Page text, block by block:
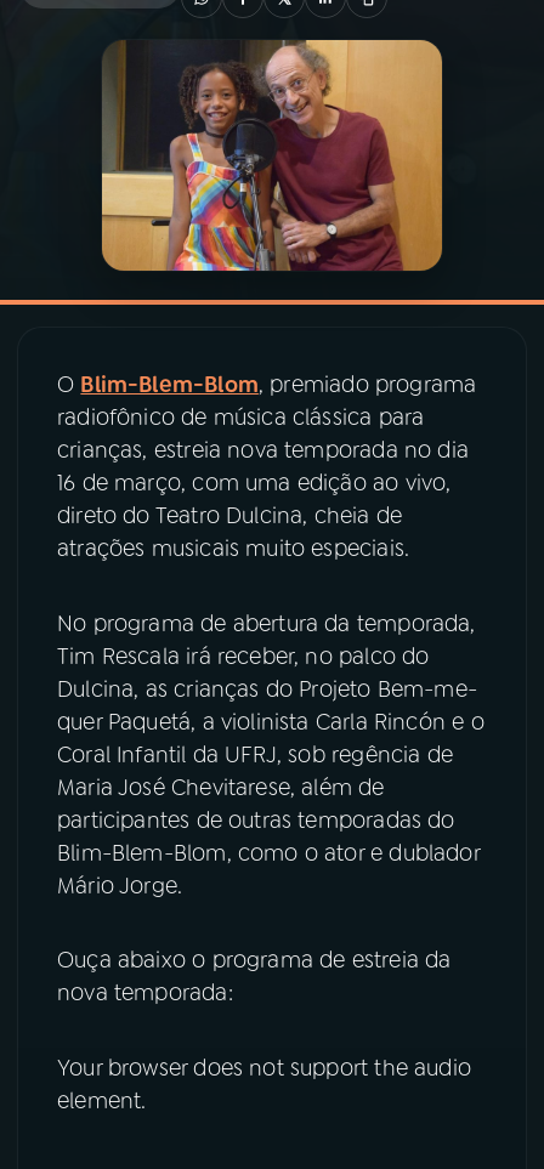
PROGRAMAS
PODCASTS
VIDEOCASTS
08PRÊMIO RÁDIO MEC
ACOMPANHE A RÁDIO MEC
YouTube Facebook
Instagram X
TikTok
O Blim-Blem-Blom, premiado programa
radiofônico de música clássica para
crianças, estreia nova temporada no dia
16 de março, com uma edição ao vivo,
direto do Teatro Dulcina, cheia de
atrações musicais muito especiais.
No programa de abertura da temporada,
Tim Rescala irá receber, no palco do
Dulcina, as crianças do Projeto Bem-me-
quer Paquetá, a violinista Carla Rincón e o
Coral Infantil da UFRJ, sob regência de
Maria José Chevitarese, além de
participantes de outras temporadas do
Blim-Blem-Blom, como o ator e dublador
Mário Jorge.
Ouça abaixo o programa de estreia da
nova temporada:
Your browser does not support the audio
element.